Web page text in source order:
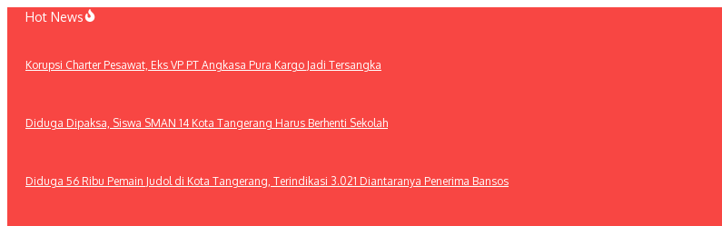
Lewati
Hot News
Korupsi Charter Pesawat, Eks VP PT Angkasa Pura Kargo Jadi Tersangka
Diduga Dipaksa, Siswa SMAN 14 Kota Tangerang Harus Berhenti Sekolah
Diduga 56 Ribu Pemain Judol di Kota Tangerang, Terindikasi 3.021 Diantaranya Penerima Bansos